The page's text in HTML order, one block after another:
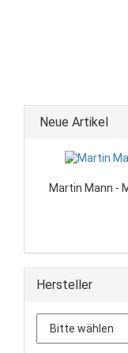
Neue Artikel
Martin Mann -
Hersteller